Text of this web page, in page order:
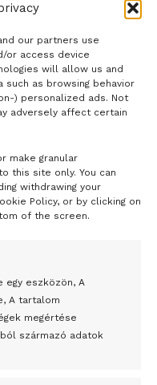
our partners use
or access device
will allow us and
as browsing behavior
) personalized ads. Not
adversely affect certain
make granular
this site only. You can
withdrawing your
Policy, or by clicking on
of the screen.
egy eszközön, A
A tartalom
megértése
származó adatok
-